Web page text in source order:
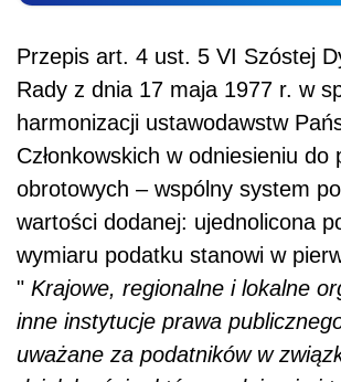
Przepis art. 4 ust. 5 VI Szóstej
Rady z dnia 17 maja 1977 r. w
harmonizacji ustawodawstw
Członkowskich w odniesieniu do
obrotowych – wspólny system
wartości dodanej: ujednolicona
wymiaru podatku stanowi w
" Krajowe, regionalne i lokalne
inne instytucje prawa
uważane za podatników w